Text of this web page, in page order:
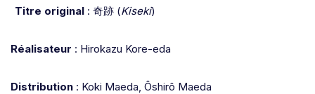
Titre original : 奇跡 (Kiseki)
Réalisateur : Hirokazu Kore-eda
Distribution : Koki Maeda, Ôshirô Maeda